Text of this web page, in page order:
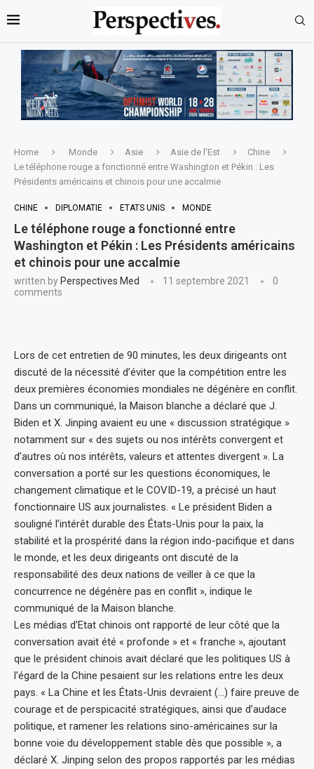
Home Monde Asie Asie de l'Est
Chine
Le téléphone rouge a fonctionné entre Washington et Pékin : Les
Présidents américains et chinois pour une accalmie
CHINE DIPLOMATIE ETATS UNIS MONDE
Le téléphone rouge a fonctionné entre
Washington et Pékin : Les Présidents américains
et chinois pour une accalmie
written by Perspectives Med 11 septembre 2021
0
comments
Lors de cet entretien de 90 minutes, les deux dirigeants ont
discuté de la nécessité d’éviter que la compétition entre les
deux premières économies mondiales ne dégénère en conflit.
Dans un communiqué, la Maison blanche a déclaré que J.
Biden et X. Jinping avaient eu une « discussion stratégique »
notamment sur « des sujets ou nos intérêts convergent et
d’autres où nos intérêts, valeurs et attentes divergent ». La
conversation a porté sur les questions économiques, le
changement climatique et le COVID-19, a précisé un haut
fonctionnaire US aux journalistes. « Le président Biden a
souligné l’intérêt durable des États-Unis pour la paix, la
stabilité et la prospérité dans la région indo-pacifique et dans
le monde, et les deux dirigeants ont discuté de la
responsabilité des deux nations de veiller à ce que la
concurrence ne dégénère pas en conflit », indique le
communiqué de la Maison blanche.
Les médias d’Etat chinois ont rapporté de leur côté que la
conversation avait été « profonde » et « franche », ajoutant
que le président chinois avait déclaré que les politiques US à
l’égard de la Chine pesaient sur les relations entre les deux
pays. « La Chine et les États-Unis devraient (…) faire preuve de
courage et de perspicacité stratégiques, ainsi que d’audace
politique, et ramener les relations sino-américaines sur la
bonne voie du développement stable dès que possible », a
déclaré X. Jinping selon des propos rapportés par les médias